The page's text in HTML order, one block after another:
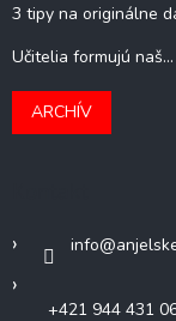
3 tipy na originálne
Učitelia formujú naš...
ARCHÍV
info@
+421 944 431